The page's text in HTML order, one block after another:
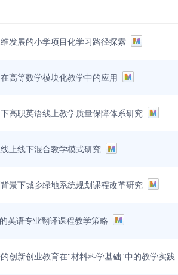
发展的小学项目化学习路径探索
高等数学模块化教学中的应用
高职英语线上教学质量保障体系研究
上线下混合教学模式研究
景下城乡绿地系统规划课程改革研究
英语专业翻译课程教学策略
创新创业教育在"材料科学基础"中的教学实践